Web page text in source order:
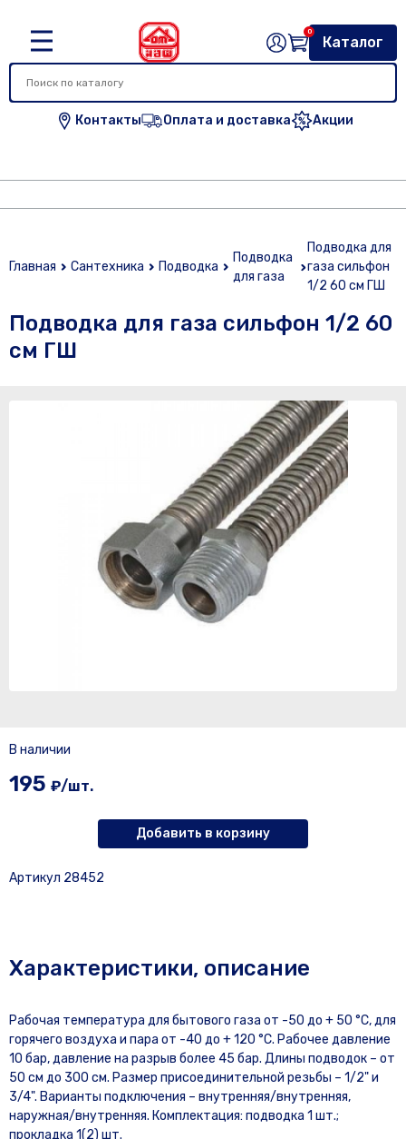
Контакты Оплата и доставка Акции
Каталог
0
Главная Сантехника Подводка
Подводка
для газа
Подводка для
газа сильфон
1/2 60 см ГШ
Подводка для газа сильфон 1/2 60
см ГШ
В наличии
195 ₽/шт.
Добавить в корзину
Артикул 28452
Характеристики, описание
Рабочая температура для бытового газа от -50 до + 50 °С, для
горячего воздуха и пара от -40 до + 120 °С. Рабочее давление
10 бар, давление на разрыв более 45 бар. Длины подводок – от
50 см до 300 см. Размер присоединительной резьбы – 1/2" и
3/4". Варианты подключения – внутренняя/внутренняя,
наружная/внутренняя. Комплектация: подводка 1 шт.;
прокладка 1(2) шт.